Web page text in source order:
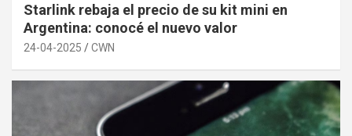
Starlink rebaja el precio de su kit mini en
Argentina: conocé el nuevo valor
24-04-2025 CWN